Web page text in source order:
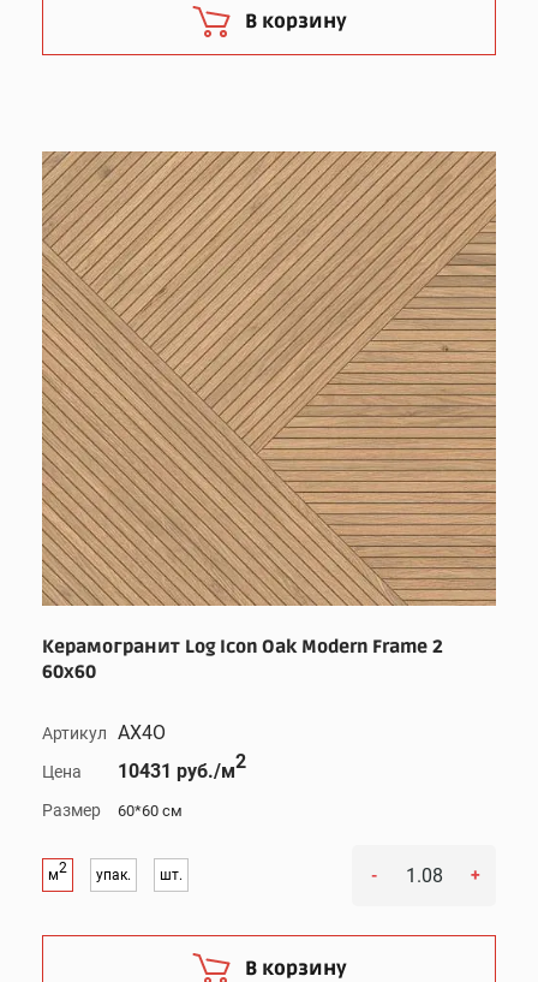
В корзину
Керамогранит Log Icon Oak Modern Frame 2
60x60
Артикул AX4O
Цена 10431 руб./м2
Размер 60*60 см
м2 упак. шт. - +
В корзину